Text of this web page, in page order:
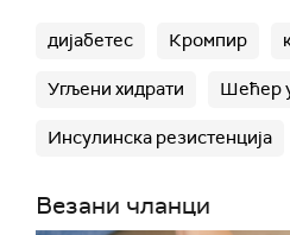
дијабетес Кромпир
Угљени хидрати Шећер
Инсулинска резистенција
Везани чланци